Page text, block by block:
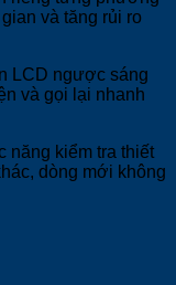
và tăng rủi ro
LCD ngược sáng
và gọi lại nhanh
năng kiểm tra thiết
dòng mới không